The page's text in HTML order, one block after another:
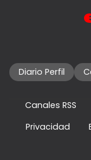
Diario Perfil
Canales RSS
Privacidad